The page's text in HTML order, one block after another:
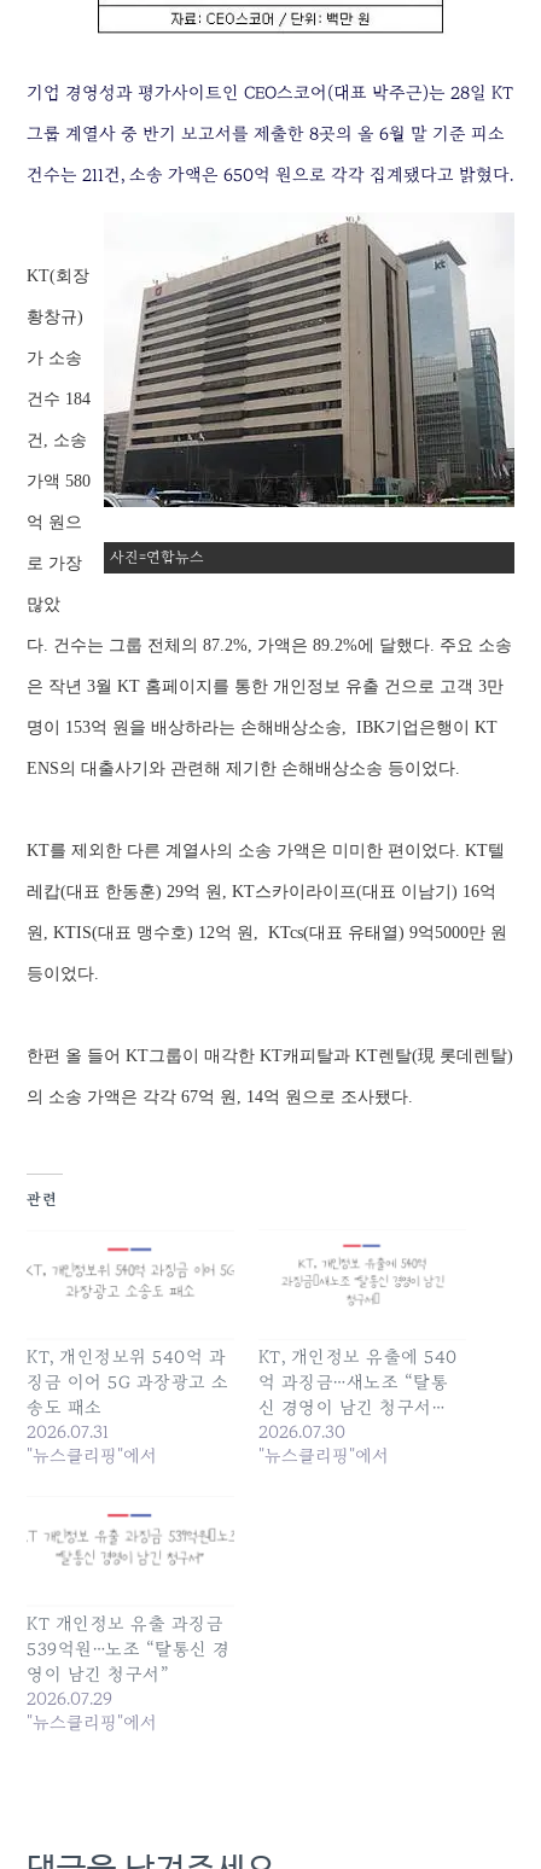
기업 경영성과 평가사이트인 CEO스코어(대표 박주근)는 28일 KT
그룹 계열사 중 반기 보고서를 제출한 8곳의 올 6월 말 기준 피소
건수는 211건, 소송 가액은 650억 원으로 각각 집계됐다고 밝혔다.
사진=연합뉴스
KT(회장
황창규)
가 소송
건수 184
건, 소송
가액 580
억 원으
로 가장
많았
다. 건수는 그룹 전체의 87.2%, 가액은 89.2%에 달했다. 주요 소송
은 작년 3월 KT 홈페이지를 통한 개인정보 유출 건으로 고객 3만
명이 153억 원을 배상하라는 손해배상소송, IBK기업은행이 KT
ENS의 대출사기와 관련해 제기한 손해배상소송 등이었다.
KT를 제외한 다른 계열사의 소송 가액은 미미한 편이었다. KT텔
레캅(대표 한동훈) 29억 원, KT스카이라이프(대표 이남기) 16억
원, KTIS(대표 맹수호) 12억 원, KTcs(대표 유태열) 9억5000만 원
등이었다.
한편 올 들어 KT그룹이 매각한 KT캐피탈과 KT렌탈(現 롯데렌탈)
의 소송 가액은 각각 67억 원, 14억 원으로 조사됐다.
관련
KT, 개인정보위 540억 과
징금 이어 5G 과장광고 소
송도 패소
2026.07.31
"뉴스클리핑"에서
KT, 개인정보 유출에 540
억 과징금…새노조 “탈통
신 경영이 남긴 청구서…
2026.07.30
"뉴스클리핑"에서
KT 개인정보 유출 과징금
539억원…노조 “탈통신 경
영이 남긴 청구서”
2026.07.29
"뉴스클리핑"에서